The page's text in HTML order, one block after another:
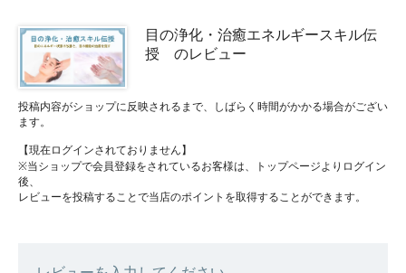
目の浄化・治癒エネルギースキル伝
授 のレビュー
投稿内容がショップに反映されるまで、しばらく時間がかかる場合がござい
ます。
【現在ログインされておりません】
※当ショップで会員登録をされているお客様は、トップページよりログイン
後、
レビューを投稿することで当店のポイントを取得することができます。